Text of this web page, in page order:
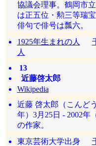
協議会理事。鶴岡市
は正五位・勲三等瑞
俳句で俳号は瓢六。
1925年生まれの人
人
13
近藤啓太郎
Wikipedia
近藤 啓太郎（こんど
年）3月25日 - 2002年
の作家。
東京芸術大学出身